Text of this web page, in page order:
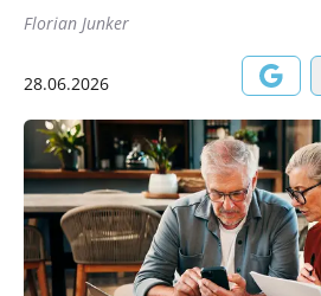
Florian Junker
28.06.2026